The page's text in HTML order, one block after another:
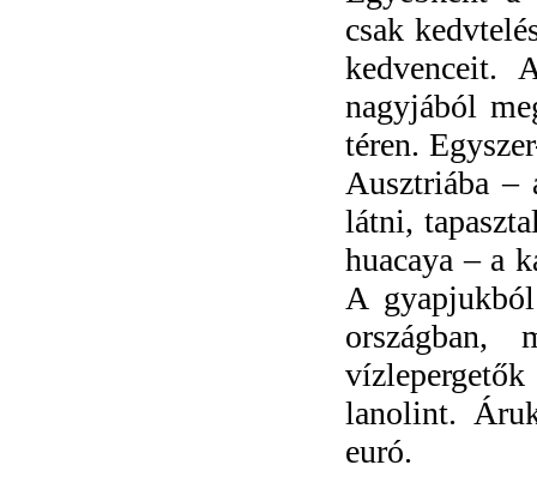
csak
kedvenceit.
nagyjából
téren.
Ausztriába –
látni,
huacaya – a
A
országban,
lanolint.
euró.